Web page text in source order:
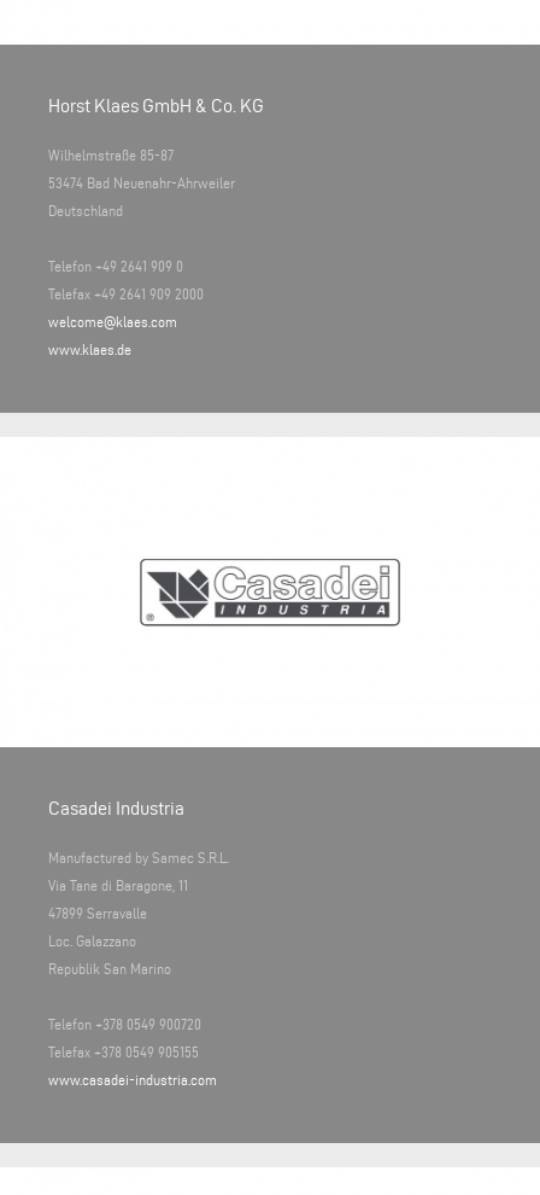
Horst Klaes GmbH & Co. KG
Wilhelmstraße 85-87
53474 Bad Neuenahr-Ahrweiler
Deutschland
Telefon +49 2641 909 0
Telefax +49 2641 909 2000
welcome@klaes.com
www.klaes.de
Casadei Industria
Manufactured by Samec S.R.L.
Via Tane di Baragone, 11
47899 Serravalle
Loc. Galazzano
Republik San Marino
Telefon +378 0549 900720
Telefax +378 0549 905155
www.casadei-industria.com